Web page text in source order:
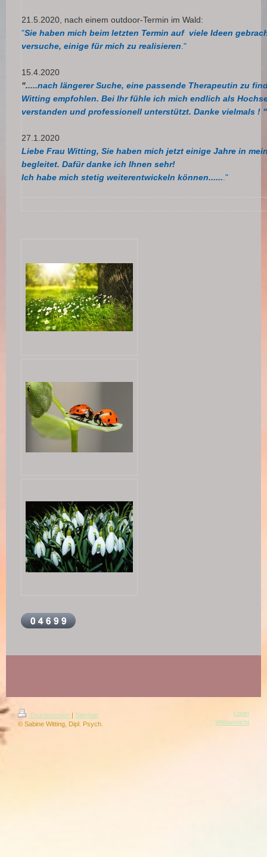
21.5.2020, nach einem outdoor-Termin im Wald:
"Sie haben mich beim letzten Termin auf viele Ideen
versuche, einige für mich zu realisieren ."
15.4.2020
".....nach längerer Suche, eine passende Therapeutin zu
Witting empfohlen. Bei Ihr fühle ich mich endlich als
verstanden und professionell unterstützt. Danke vielmals ! "
27.1.2020
Liebe Frau Witting, Sie haben mich jetzt einige Jahre in
begleitet. Dafür danke ich Ihnen sehr!
Ich habe mich stetig weiterentwickeln können...... ."
Druckversion | Sitemap
© Sabine Witting, Dipl. Psych.
Login
Webansicht